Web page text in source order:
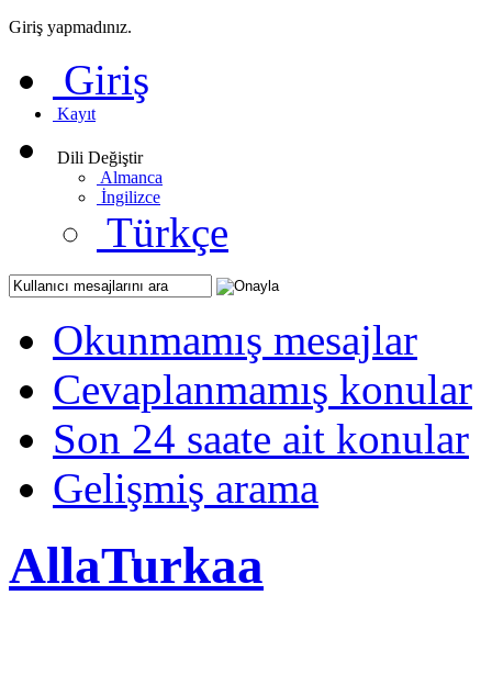
Giriş yapmadınız.
Giriş
Kayıt
Dili Değiştir
Almanca
İngilizce
Türkçe
Okunmamış mesajlar
Cevaplanmamış konular
Son 24 saate ait konular
Gelişmiş arama
AllaTurkaa